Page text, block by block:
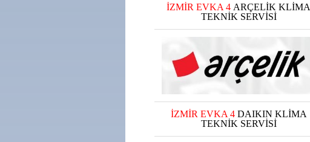
İZMİR EVKA 4 ARÇELİK KLİMA
TEKNİK SERVİSİ
İZMİR EVKA 4 DAIKIN KLİMA
TEKNİK SERVİSİ